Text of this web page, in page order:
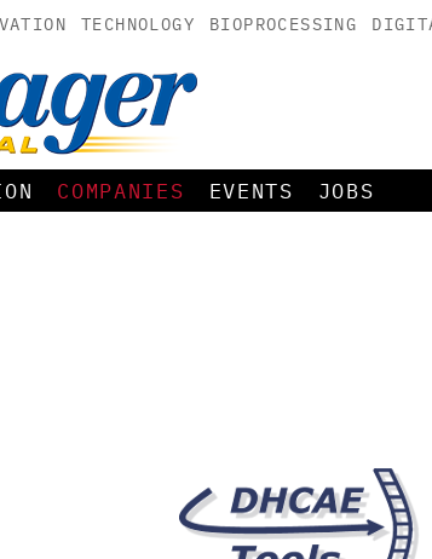
TECHNOLOGY BIOPROCESSING
COMPANIES EVENTS JOBS